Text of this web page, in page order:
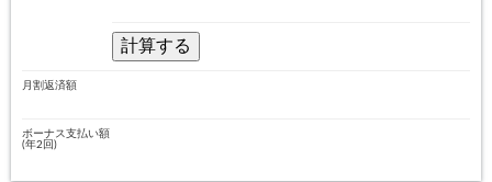
月割返済額
ボーナス支払い額
(年2回)